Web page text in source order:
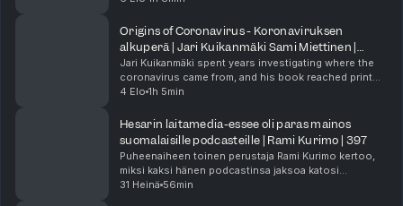
(33:00) Talousreformien vaikeus ja Schröderin Saksa
(34:30) Markka-ajan traumoja ja devalvaatio
(36:00) Kilpailukyky, devalvaatio ja velka
(38:00) Euromaksujen epätasapaino
(39:30) Ulkoinen uhka ja talouspäätökset
(43:00) Talonpoikaisvasemmistolaisuuden paluu
(45:00) Persujen rooli kaupungeissa ja zombivertaus
(47:00) Punamulta-koalitio mahdollisuutena
(49:00) Marinista eteenpäin: tasapainoinen SDP
(51:00) Leikkauspolitiikka ja investoreiden luottamus
Origins of Coronavirus - Koronaviruksen
alkuperä | Jari Kuikanmäki Sami Miettinen |
Neuvottelija 398
Jari Kuikanmäki spent years investigating where the
coronavirus came from, and his book reached print
just weeks before Anthony Fauci pleaded the fifth
4 Elo 1h 5min
Hesarin laitamedia-essee oli paras mainos
suomalaisille podcasteille | Rami Kurimo | 397
Puheenaiheen toinen perustaja Rami Kurimo kertoo,
miksi kaksi hänen podcastinsa jaksoa katosi
YouTubesta Euroopassa juuri silloin kun CSAM chat
31 Heinä 56min